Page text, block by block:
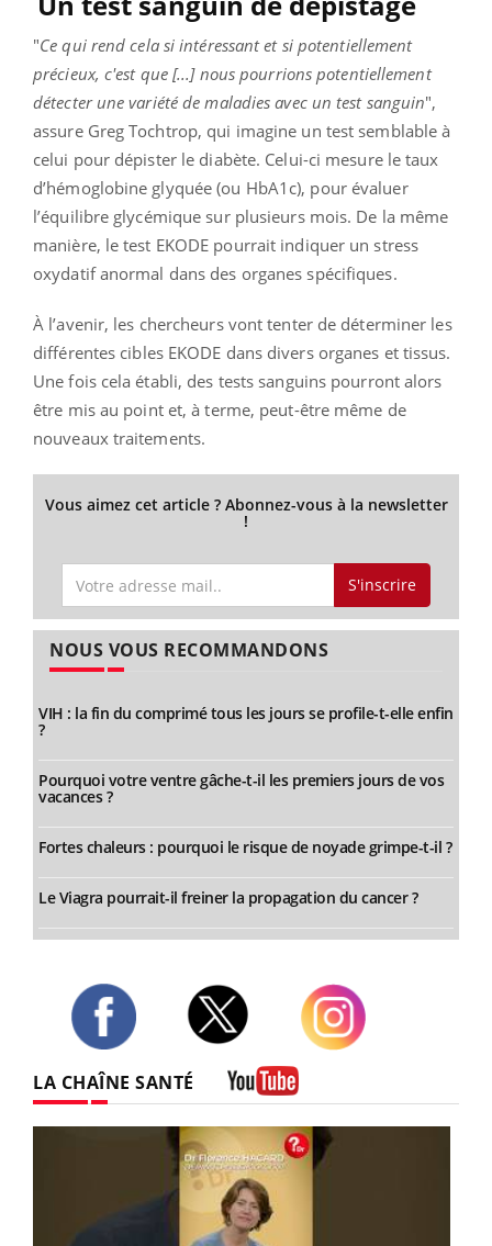
"Ce qui rend cela si intéressant et si potentiellement
précieux, c'est que [...] nous pourrions potentiellement
détecter une variété de maladies avec un test sanguin",
assure Greg Tochtrop, qui imagine un test semblable à
celui pour dépister le diabète. Celui-ci mesure le taux
d’hémoglobine glyquée (ou HbA1c), pour évaluer
l’équilibre glycémique sur plusieurs mois. De la même
manière, le test EKODE pourrait indiquer un stress
oxydatif anormal dans des organes spécifiques.
À l’avenir, les chercheurs vont tenter de déterminer les
différentes cibles EKODE dans divers organes et tissus.
Une fois cela établi, des tests sanguins pourront alors
être mis au point et, à terme, peut-être même de
nouveaux traitements.
Vous aimez cet article ? Abonnez-vous à la newsletter
!
S'inscrire
NOUS VOUS RECOMMANDONS
VIH : la fin du comprimé tous les jours se profile-t-elle enfin
?
Pourquoi votre ventre gâche-t-il les premiers jours de vos
vacances ?
Fortes chaleurs : pourquoi le risque de noyade grimpe-t-il ?
Le Viagra pourrait-il freiner la propagation du cancer ?
LA CHAÎNE SANTÉ